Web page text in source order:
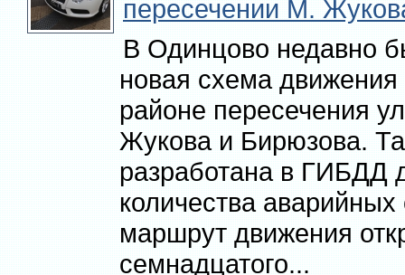
пересечении М.
В Одинцово недавно
новая схема движения
районе пересечения
Жукова и Бирюзова.
разработана в ГИБДД
количества
маршрут движения
семнадцатого...